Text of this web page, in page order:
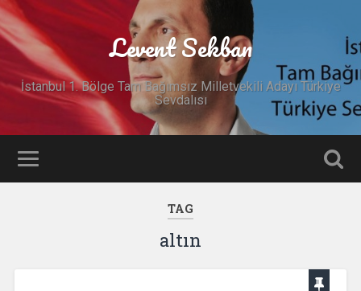
Levent Sekban
İstanbul 1. Bölge Tam Bağımsız Milletvekili Adayı Türkiye
Sevdalısı
TAG
altın